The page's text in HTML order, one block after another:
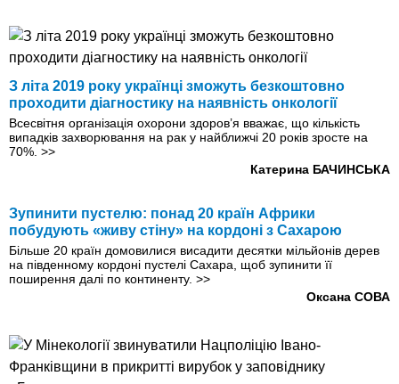
З літа 2019 року українці зможуть безкоштовно
проходити діагностику на наявність онкології
Всесвітня організація охорони здоров’я вважає, що кiлькiсть
випадків захворювання на рак у найближчі 20 років зросте на
70%. >>
Катерина БАЧИНСЬКА
Зупинити пустелю: понад 20 країн Африки
побудують «живу стіну» на кордоні з Сахарою
Більше 20 країн домовилися висадити десятки мільйонів дерев
на південному кордоні пустелі Сахара, щоб зупинити її
поширення далі по континенту. >>
Оксана СОВА